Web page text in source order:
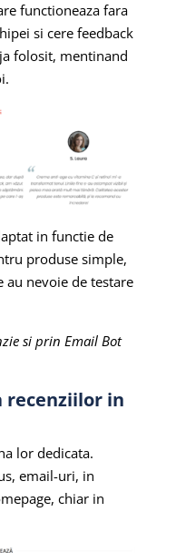
functioneaza fara
si cere feedback
folosit, mentinand
in functie de
produse simple,
nevoie de testare
si prin Email Bot
recenziilor in
lor dedicata.
email-uri, in
chiar in